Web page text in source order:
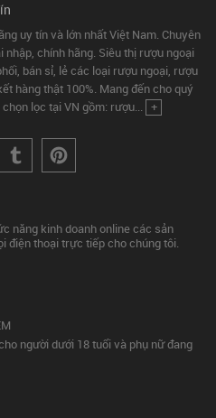
uy tín và lớn nhất Việt Nam. Chuyên
chính hãng. Siêu thị rượu ngoại
bán sỉ, lẻ các loại rượu ngoại, rượu
hàng thật 100%. Mang đến cho quý
lọc tại VN gồm: rượu... +
năng kinh doanh online các sản
điện thoại trực tiếp cho chúng tôi.
người dưới 18 tuổi và phụ nữ đang